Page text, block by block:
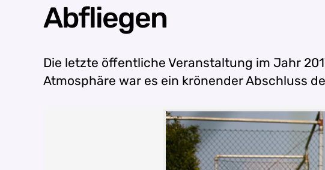
Abfliegen
Die letzte öffentliche Veranstaltung im Jahr
Atmosphäre war es ein krönender Abschluss